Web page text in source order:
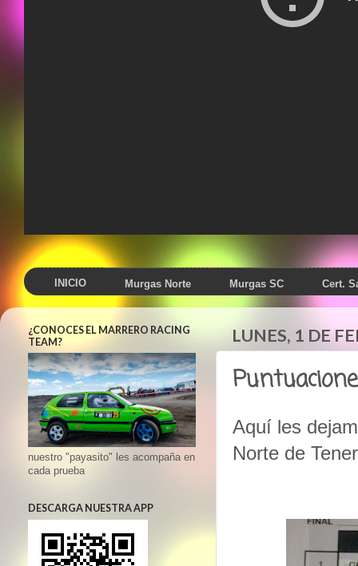
INICIO Murgas Norte Murgas SC Cert.
LUNES, 1 DE
Aquí les
Norte de
¿CONOCES EL MARRERO RACING
TEAM?
nuestro "payasito" les acompaña en
cada prueba
DESCARGA NUESTRA APP